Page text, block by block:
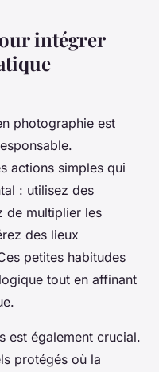
intégrer
photographie est
actions simples qui
: utilisez des
de multiplier les
des lieux
petites habitudes
tout en affinant
est également crucial.
protégés où la